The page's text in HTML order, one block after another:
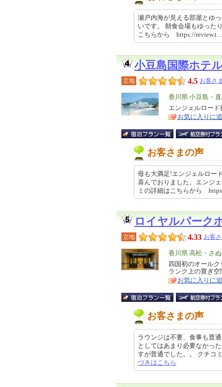
瀬戸内海が見える部屋とゆ
いです。 朝食会場もゆった
こちらから https://
小豆島国際ホテ
立地 4.5 お客さ
エ
リ
ア
香川県 小豆島・
特
徴
エンジェルロー
お気に入りに
お客さまの声
母も大満足!エンジェルロー
喜んでおりました。エンジ
ミの詳細はこちらから
ロイヤルパーク
立地 4.33 お客
エ
リ
ア
香川県 高松・さ
特
徴
四国初のオール
ランク上の寛ぎ
お気に入りに
お客さまの声
ラウンジは不要、食事も普
としてはあまり必要なかっ
すが普通でした。。 クチ
づきはこちら